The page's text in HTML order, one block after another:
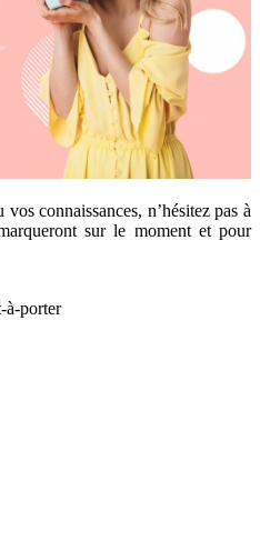
connaissances, n’hésitez pas à
sur le moment et pour
à-porter